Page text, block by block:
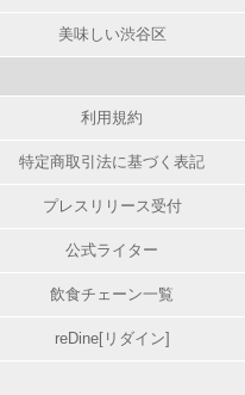
美味しい渋谷区
利用規約
特定商取引法に基づく表記
プレスリリース受付
公式ライター
飲食チェーン一覧
reDine[リダイン]